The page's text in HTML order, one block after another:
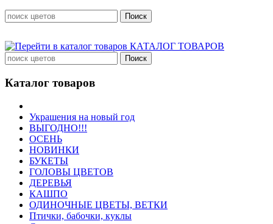
КАТАЛОГ ТОВАРОВ
Каталог товаров
Украшения на новый год
ВЫГОДНО!!!
ОСЕНЬ
НОВИНКИ
БУКЕТЫ
ГОЛОВЫ ЦВЕТОВ
ДЕРЕВЬЯ
КАШПО
ОДИНОЧНЫЕ ЦВЕТЫ, ВЕТКИ
Птички, бабочки, куклы